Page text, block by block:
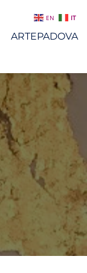
ARTEPADOVA
EN IT